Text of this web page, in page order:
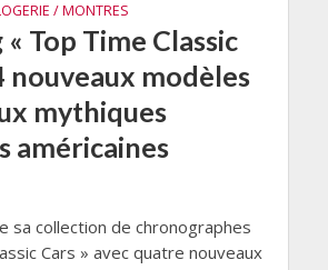
/ MONTRES
Top Time Classic
nouveaux modèles
mythiques
américaines
sa collection de chronographes
Cars » avec quatre nouveaux